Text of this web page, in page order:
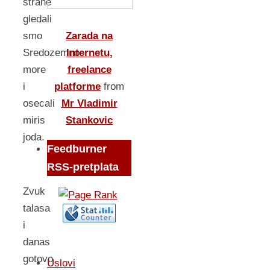
gledali
smo
Sredozemno
more
i
osecali
miris
joda.
Zvuk
talasa
i
danas
gotovo
Zarada na
Internetu,
freelance
platforme from
Mr Vladimir
Stankovic
Feedburner
RSS-pretplata
Uslovi